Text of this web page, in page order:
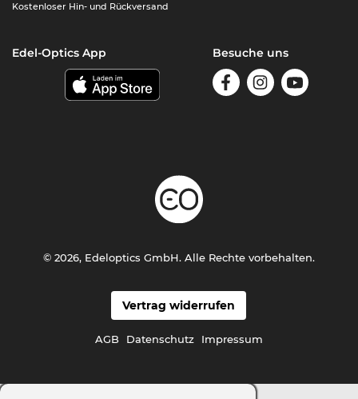
Kostenloser Hin- und Rückversand
Edel-Optics App Besuche uns
Vertrag widerrufen
AGB Datenschutz Impressum
© 2026, Edeloptics GmbH. Alle Rechte vorbehalten.